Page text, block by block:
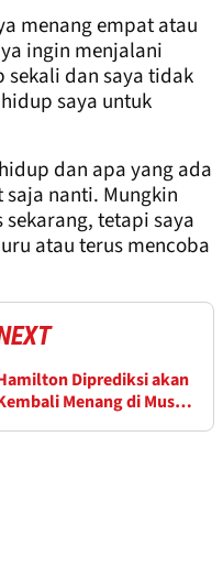
menang empat atau
ingin menjalani
sekali dan saya tidak
saya untuk
dan apa yang ada
nanti. Mungkin
tetapi saya
atau terus mencoba
Diprediksi akan
Menang di Musim